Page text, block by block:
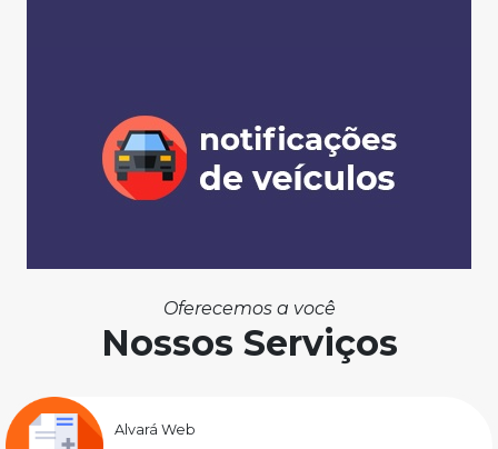
Oferecemos a você
Nossos Serviços
Alvará Web